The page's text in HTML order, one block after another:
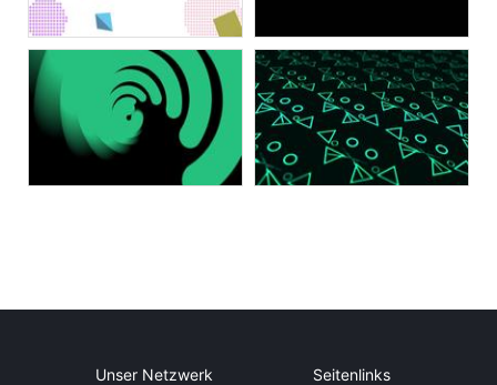
Unser Netzwerk Seitenlinks